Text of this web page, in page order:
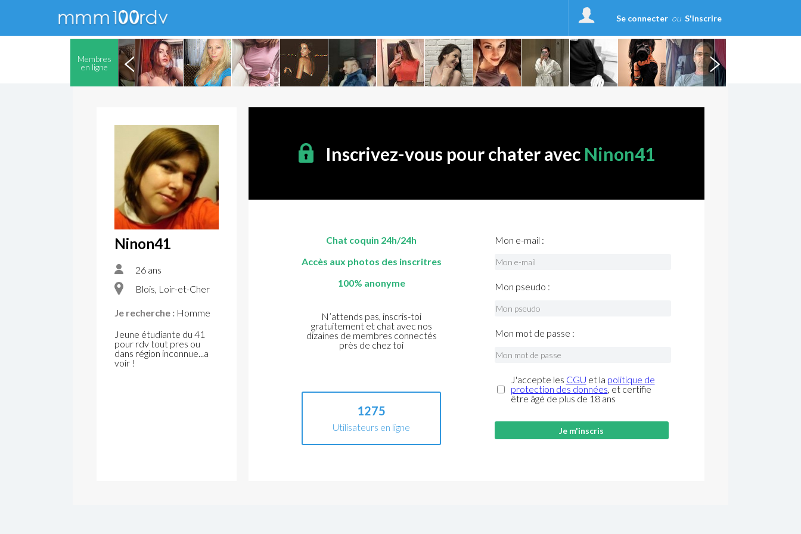
Se connecter ou S'inscrire
Membres
en ligne
Ninon41
26 ans
Blois, Loir-et-Cher
Je recherche : Homme
Jeune étudiante du 41
pour rdv tout pres ou
dans région inconnue...a
voir !
Inscrivez-vous pour chater avec Ninon41
Chat coquin 24h/24h
Accès aux photos des inscritres
100% anonyme
N’attends pas, inscris-toi
gratuitement et chat avec nos
dizaines de membres connectés
près de chez toi
1275
Utilisateurs en ligne
Mon e-mail :
Mon pseudo :
Mon mot de passe :
J'accepte les CGU et la politique de
protection des données, et certifie
être âgé de plus de 18 ans